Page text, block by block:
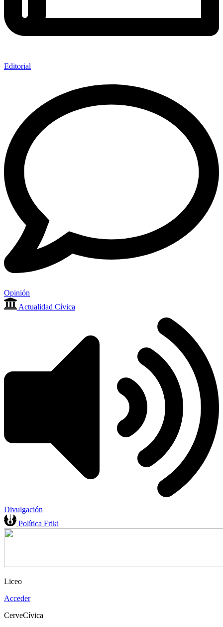
Editorial
Opinión
Actualidad Cívica
Divulgación
Política Friki
Liceo
Acceder
CerveCívica